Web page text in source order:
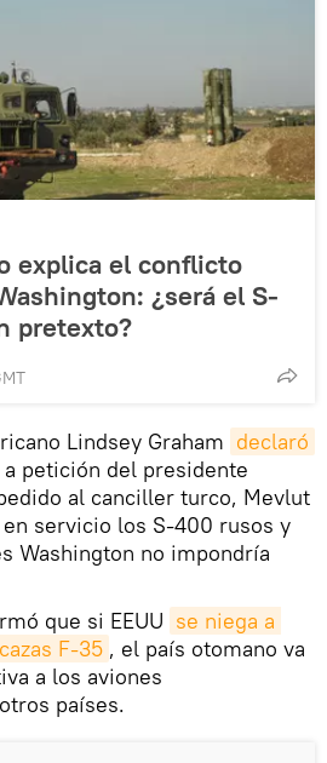
explica el conflicto
¿será el S-
pretexto?
Lindsey Graham declaró
petición del presidente
al canciller turco, Mevlut
servicio los S-400 rusos y
Washington no impondría
que si EEUU se niega a
F-35 , el país otomano va
a los aviones
países.